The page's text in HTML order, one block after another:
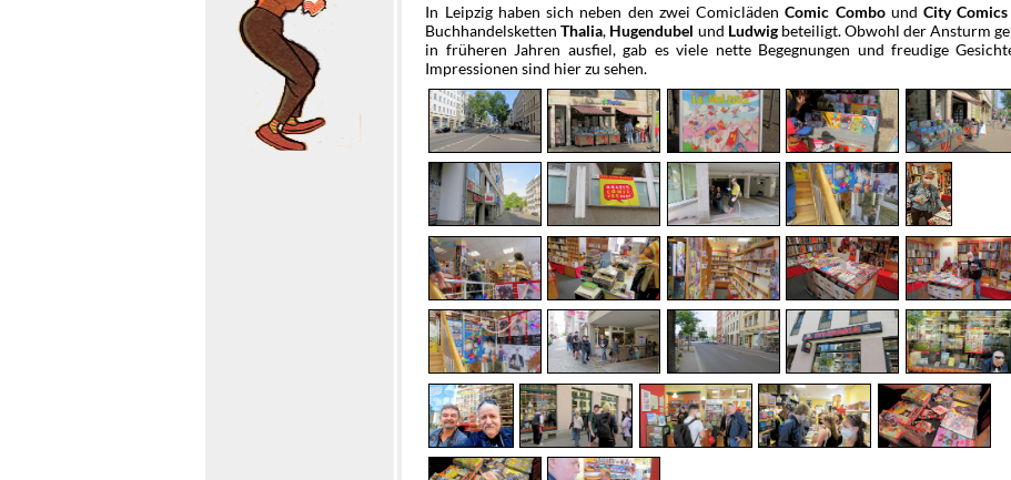
In Leipzig haben sich neben den zwei ComiclädenComic ComboundCity Comics
BuchhandelskettenThalia, Hugendubel und Ludwigbeteiligt. Obwohl der Ansturm
in früheren Jahren ausfiel, gab es viele nette Begegnungen und freudige
Impressionen sind hier zu sehen.